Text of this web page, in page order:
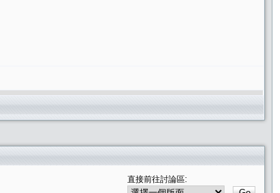
直接前往討論區: